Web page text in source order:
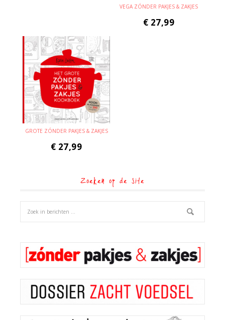
VEGA ZÓNDER PAKJES & ZAKJES
€ 27,99
GROTE ZÓNDER PAKJES & ZAKJES
€ 27,99
Zoeken op de site